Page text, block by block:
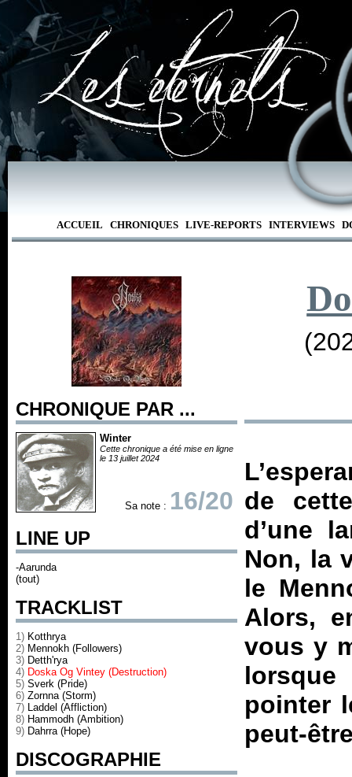
ACCUEIL CHRONIQUES LIVE-REPORTS INTERVIEWS
CHRONIQUE PAR ...
Winter
Cette chronique a été mise en ligne
le 13 juillet 2024
Sa note : 16/20
LINE UP
-Aarunda
(tout)
TRACKLIST
1) Kotthrya
2) Mennokh (Followers)
3) Detth'rya
4) Doska Og Vintey (Destruction)
5) Sverk (Pride)
6) Zornna (Storm)
7) Laddel (Affliction)
8) Hammodh (Ambition)
9) Dahrra (Hope)
DISCOGRAPHIE
de
d’une
Non, la
le
Alors,
vous y
lorsque
pointer
peut-